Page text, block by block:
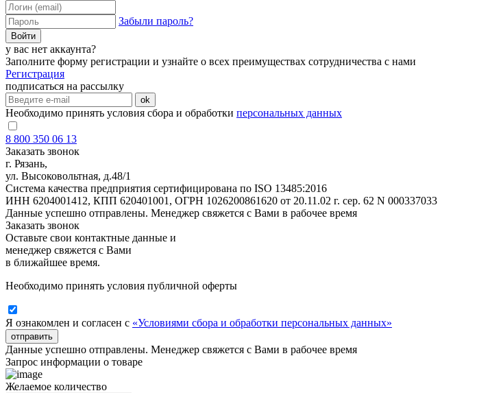
Забыли пароль?
Войти
у вас нет аккаунта?
Заполните форму регистрации и узнайте о всех преимуществах сотрудничества с нами
Регистрация
подписаться на рассылку
ok
Необходимо принять условия сбора и обработки персональных данных
8 800 350 06 13
Заказать звонок
г. Рязань,
ул. Высоковольтная, д.48/1
Система качества предприятия сертифицирована по ISO 13485:2016
ИНН 6204001412, КПП 620401001, ОГРН 1026200861620 от 20.11.02 г. сер. 62 N 000337033
Данные успешно отправлены. Менеджер свяжется с Вами в рабочее время
Заказать звонок
Оставьте свои контактные данные и
менеджер свяжется с Вами
в ближайшее время.
Необходимо принять условия публичной оферты
Я ознакомлен и согласен с «Условиями сбора и обработки персональных данных»
отправить
Данные успешно отправлены. Менеджер свяжется с Вами в рабочее время
Запрос информации о товаре
Желаемое количество